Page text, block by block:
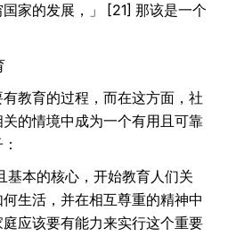
家的发展，」 [21] 那该是一个
教育的过程，而在这方面，社
的情境中成为一个有用且可靠
本的核心，开始教育人们关
生活，并在相互尊重的精神中
应该要有能力来实行这个重要